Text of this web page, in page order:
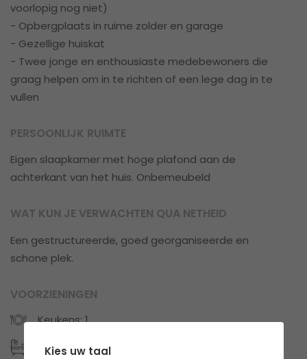
voorlopig nog niet)
- Opbergplaats in ruime zolder en garage
- Gezellige huiskat
- Twee jonge en enthousiaste medebewoners die
graag helpen om in te richten of een lege dag in te
vullen
PERSOONLIJK RUIMTE
Eigen slaapkamer met hoge plafond aan de
achterkant van het huis. Onbemeubeld
WAT KUN JE VERWACHTEN QUA NETHEID
Een gestructureerde, goed georganiseerde en
schone plek.
VOORZIENINGEN
Keukens: 1
Badkamers: 1
Kies uw taal